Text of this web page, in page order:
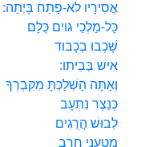
אֲסִירָיו לא-פָתַח בָּיְתָה:
כָּל-מַלְכֵי גויִם כֻּלָּם
שָׁכְבוּ בְכָבוד
אִישׁ בְּבֵיתו:
וְאַתָּה הָשְׁלַכְתָּ מִקִּבְרְךָ
כְּנֵצֶר נִתְעָב
לְבוּשׁ הֲרֻגִים
מְטעֲנֵי חָרֶב